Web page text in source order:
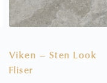
Viken – Sten Look
Fliser